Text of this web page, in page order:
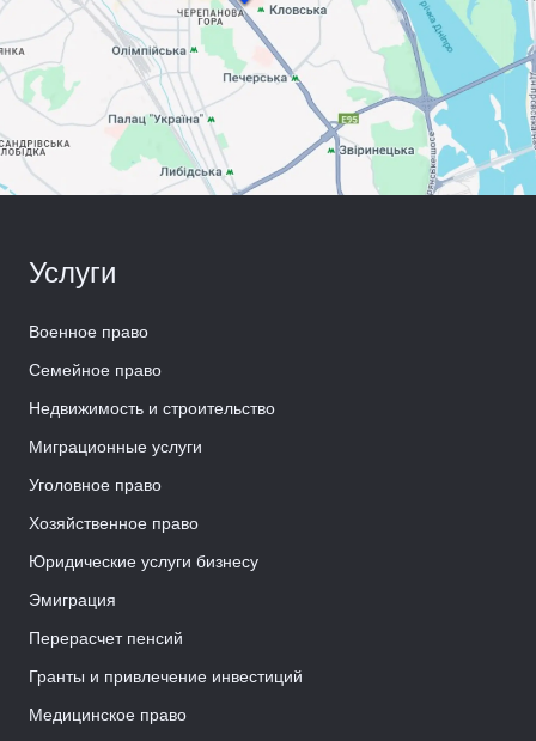
Услуги
Военное право
Семейное право
Недвижимость и строительство
Миграционные услуги
Уголовное право
Хозяйственное право
Юридические услуги бизнесу
Эмиграция
Перерасчет пенсий
Гранты и привлечение инвестиций
Медицинское право